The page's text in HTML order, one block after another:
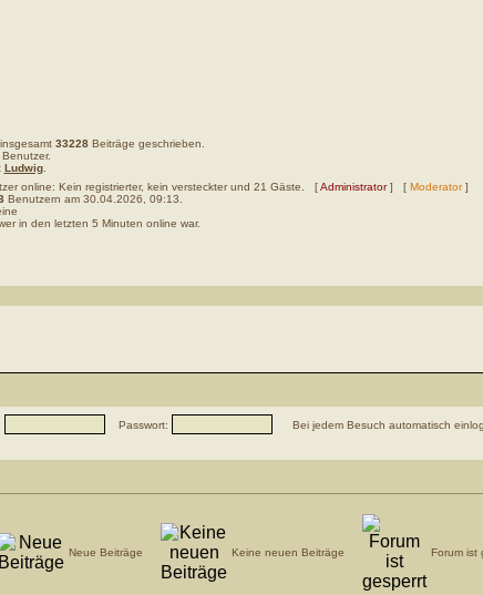
33228Beiträge geschrieben.
Ludwig.
online: Kein registrierter, kein versteckter und 21 Gäste. [Administrator] [ Moderator]
Benutzern am 30.04.2026, 09:13.
in den letzten 5 Minuten online war.
Passwort: Bei jedem Besuch automatisch
Neue Beiträge Keine neuen Beiträge Forum ist